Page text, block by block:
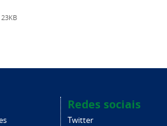
23KB
Redes sociais
Twitter